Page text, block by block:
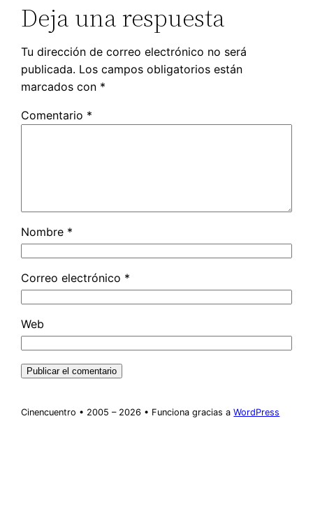
Deja una respuesta
Tu dirección de correo electrónico no será
publicada. Los campos obligatorios están
marcados con *
Comentario *
Nombre *
Correo electrónico *
Web
Cinencuentro • 2005 – 2026 • Funciona gracias aWordPress